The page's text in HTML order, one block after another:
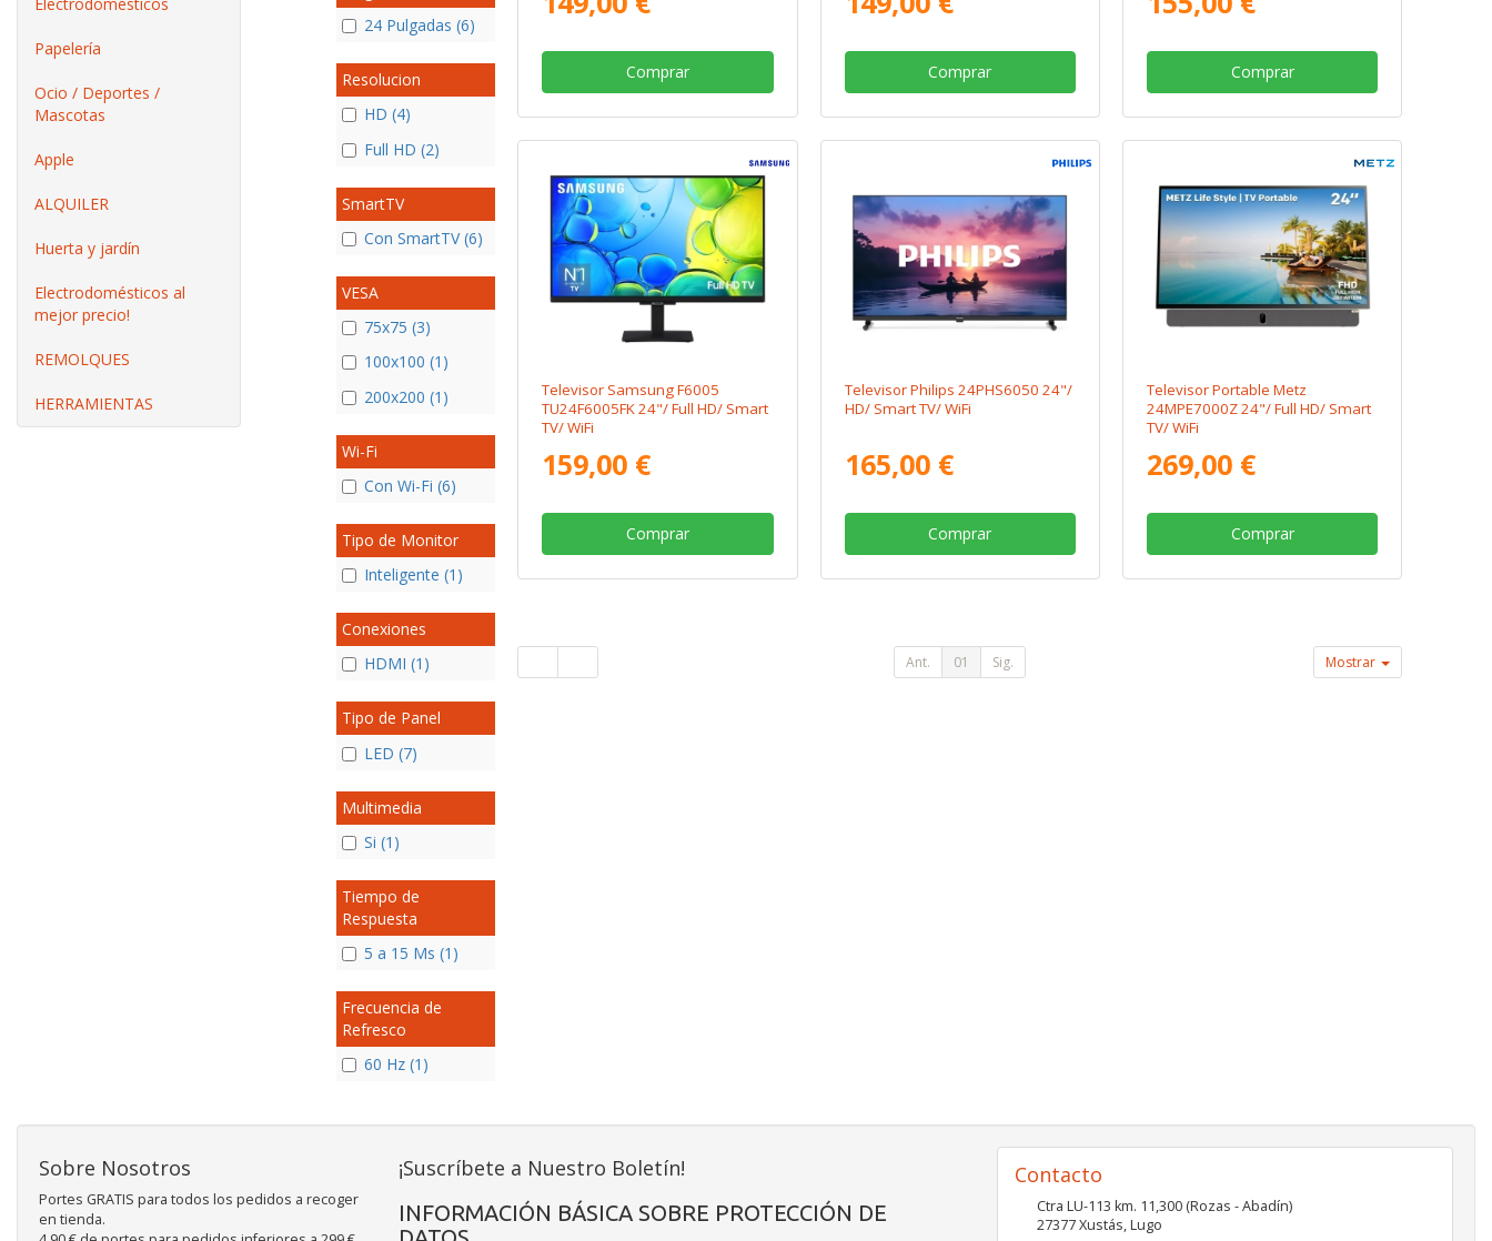
Papelería
Ocio / Deportes /
Mascotas
Apple
ALQUILER
Huerta y jardín
Electrodomésticos al
mejor precio!
REMOLQUES
HERRAMIENTAS
24 Pulgadas (6)
Resolucion
HD (4)
Full HD (2)
SmartTV
Con SmartTV (6)
VESA
75x75 (3)
100x100 (1)
200x200 (1)
Wi-Fi
Con Wi-Fi (6)
Tipo de Monitor
Inteligente (1)
Conexiones
HDMI (1)
Tipo de Panel
LED (7)
Multimedia
Si (1)
Tiempo de
Respuesta
5 a 15 Ms (1)
Frecuencia de
Refresco
60 Hz (1)
Comprar Comprar Comprar
Televisor Samsung F6005
TU24F6005FK 24"/ Full HD/ Smart
TV/ WiFi
159,00 €
Comprar
Televisor Philips 24PHS6050 24"/
HD/ Smart TV/ WiFi
165,00 €
Comprar
Televisor Portable Metz
24MPE7000Z 24"/ Full HD/ Smart
TV/ WiFi
269,00 €
Comprar
Ant. 01 Sig. Mostrar
Sobre Nosotros
Portes GRATIS para todos los pedidos a recoger
en tienda.
¡Suscríbete a Nuestro Boletín!
INFORMACIÓN BÁSICA SOBRE PROTECCIÓN DE
Contacto
Ctra LU-113 km. 11,300 (Rozas - Abadín)
27377Xustás,Lugo